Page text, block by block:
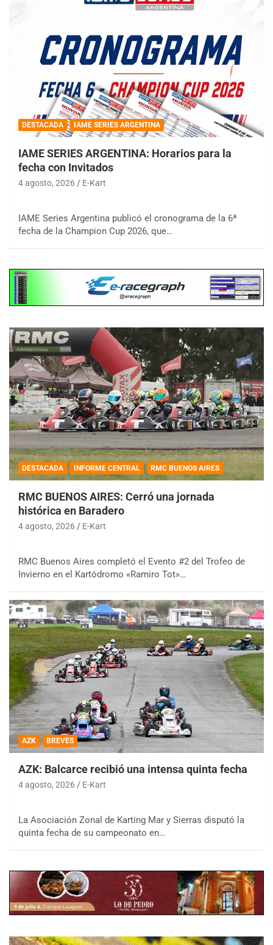
DESTACADA IAME SERIES ARGENTINA
IAME SERIES ARGENTINA: Horarios para la
fecha con Invitados
4 agosto, 2026 E-Kart
IAME Series Argentina publicó el cronograma de la 6ª
fecha de la Champion Cup 2026, que…
DESTACADA INFORME CENTRAL RMC BUENOS AIRES
RMC BUENOS AIRES: Cerró una jornada
histórica en Baradero
4 agosto, 2026 E-Kart
RMC Buenos Aires completó el Evento #2 del Trofeo de
Invierno en el Kartódromo «Ramiro Tot»…
AZK BREVES
AZK: Balcarce recibió una intensa quinta fecha
4 agosto, 2026 E-Kart
La Asociación Zonal de Karting Mar y Sierras disputó la
quinta fecha de su campeonato en…